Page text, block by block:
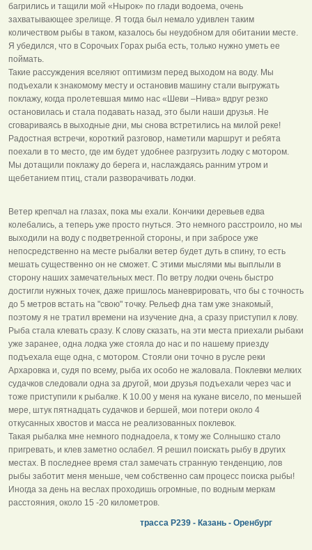
багрились и тащили мой «Нырок» по глади водоема, очень
захватывающее зрелище. Я тогда был немало удивлен таким
количеством рыбы в таком, казалось бы неудобном для обитании месте.
Я убедился, что в Сорочьих Горах рыба есть, только нужно уметь ее
поймать.
Такие рассуждения вселяют оптимизм перед выходом на воду. Мы
подъехали к знакомому месту и остановив машину стали выгружать
поклажу, когда пролетевшая мимо нас «Шеви –Нива» вдруг резко
остановилась и стала подавать назад, это были наши друзья. Не
сговариваясь в выходные дни, мы снова встретились на милой реке!
Радостная встречи, короткий разговор, наметили маршрут и ребята
поехали в то место, где им будет удобнее разгрузить лодку с мотором.
Мы дотащили поклажу до берега и, наслаждаясь ранним утром и
щебетанием птиц, стали разворачивать лодки.
Ветер крепчал на глазах, пока мы ехали. Кончики деревьев едва
колебались, а теперь уже просто гнуться. Это немного расстроило, но мы
выходили на воду с подветренной стороны, и при забросе уже
непосредственно на месте рыбалки ветер будет дуть в спину, то есть
мешать существенно он не сможет. С этими мыслями мы выплыли в
сторону наших замечательных мест. По ветру лодки очень быстро
достигли нужных точек, даже пришлось маневрировать, что бы с точность
до 5 метров встать на "свою" точку. Рельеф дна там уже знакомый,
поэтому я не тратил времени на изучение дна, а сразу приступил к лову.
Рыба стала клевать сразу. К слову сказать, на эти места приехали рыбаки
уже заранее, одна лодка уже стояла до нас и по нашему приезду
подъехала еще одна, с мотором. Стояли они точно в русле реки
Архаровка и, судя по всему, рыба их особо не жаловала. Поклевки мелких
судачков следовали одна за другой, мои друзья подъехали через час и
тоже приступили к рыбалке. К 10.00 у меня на кукане висело, по меньшей
мере, штук пятнадцать судачков и бершей, мои потери около 4
откусанных хвостов и масса не реализованных поклевок.
Такая рыбалка мне немного поднадоела, к тому же Солнышко стало
пригревать, и клев заметно ослабел. Я решил поискать рыбу в других
местах. В последнее время стал замечать странную тенденцию, лов
рыбы заботит меня меньше, чем собственно сам процесс поиска рыбы!
Иногда за день на веслах проходишь огромные, по водным меркам
расстояния, около 15 -20 километров.
трасса Р239 - Казань - Оренбург